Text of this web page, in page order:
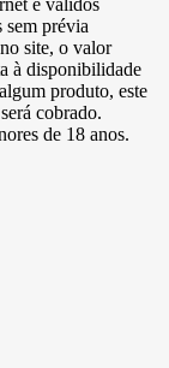
sem prévia
site, o valor
à disponibilidade
produto, este
cobrado.
de 18 anos.